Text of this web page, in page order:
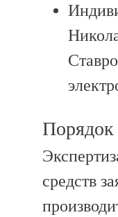
Порядок
средств